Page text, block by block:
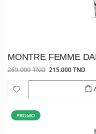
MONTRE FEMME
269.000 TND 215.000 TND
PROMO